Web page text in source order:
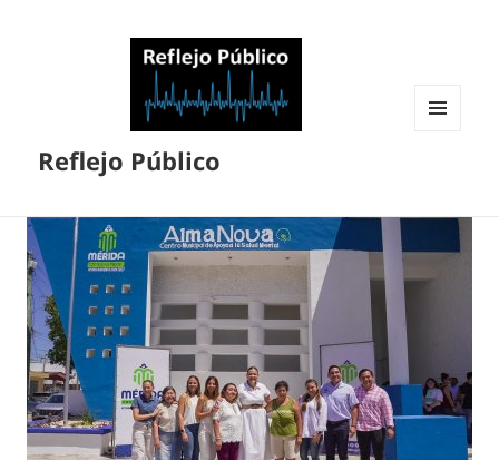
Reflejo Público